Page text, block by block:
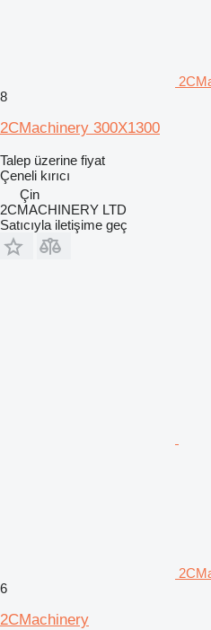
8
2CMachinery 300X1300
Talep üzerine fiyat
Çeneli kırıcı
Çin
2CMACHINERY LTD
Satıcıyla iletişime geç
6
2CMachinery